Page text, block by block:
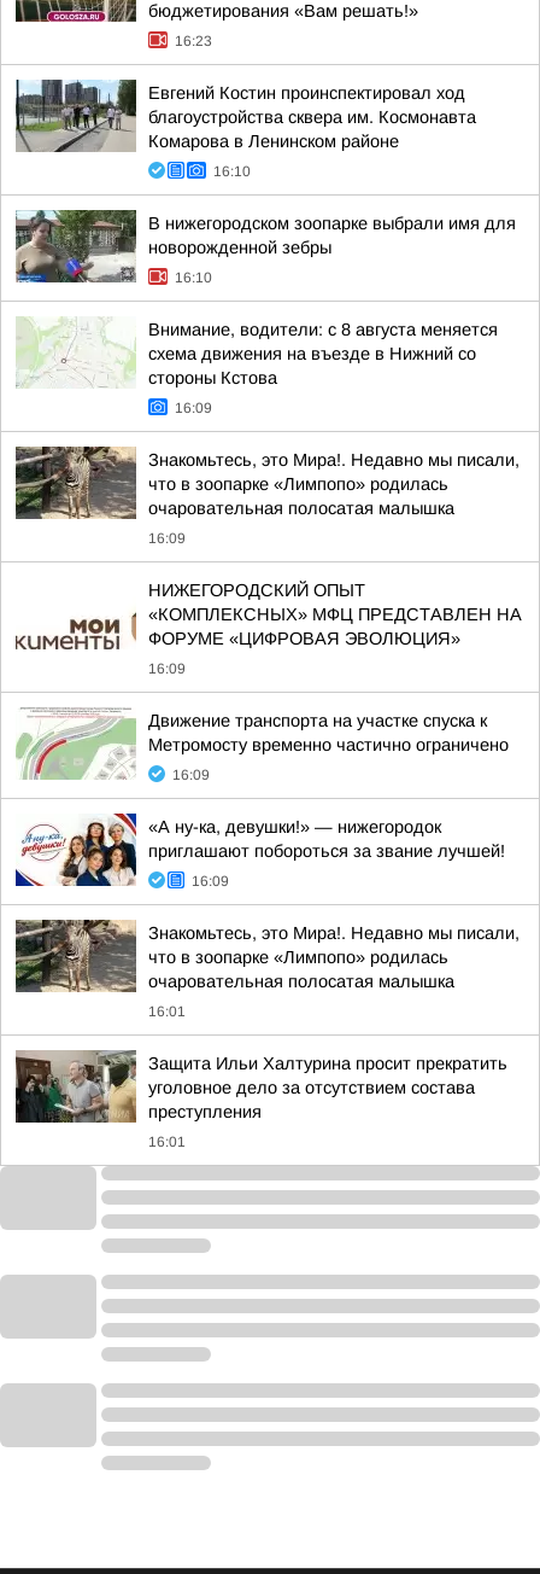
бюджетирования «Вам решать!»
16:23
Евгений Костин проинспектировал ход
благоустройства сквера им. Космонавта
Комарова в Ленинском районе
16:10
В нижегородском зоопарке выбрали имя для
новорожденной зебры
16:10
Внимание, водители: с 8 августа меняется
схема движения на въезде в Нижний со
стороны Кстова
16:09
Знакомьтесь, это Мира!. Недавно мы писали,
что в зоопарке «Лимпопо» родилась
очаровательная полосатая малышка
16:09
НИЖЕГОРОДСКИЙ ОПЫТ
«КОМПЛЕКСНЫХ» МФЦ ПРЕДСТАВЛЕН НА
ФОРУМЕ «ЦИФРОВАЯ ЭВОЛЮЦИЯ»
16:09
Движение транспорта на участке спуска к
Метромосту временно частично ограничено
16:09
«А ну-ка, девушки!» — нижегородок
приглашают побороться за звание лучшей!
16:09
Знакомьтесь, это Мира!. Недавно мы писали,
что в зоопарке «Лимпопо» родилась
очаровательная полосатая малышка
16:01
Защита Ильи Халтурина просит прекратить
уголовное дело за отсутствием состава
преступления
16:01